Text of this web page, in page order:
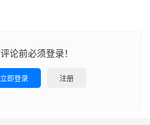
评论前必须登录！
立即登录 注册